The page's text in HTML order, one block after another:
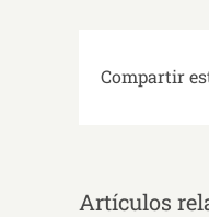
Compartir
Artículos